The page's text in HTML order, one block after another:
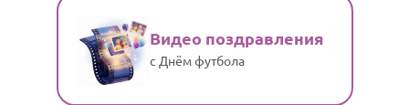
Видео поздравления
с Днём футбола